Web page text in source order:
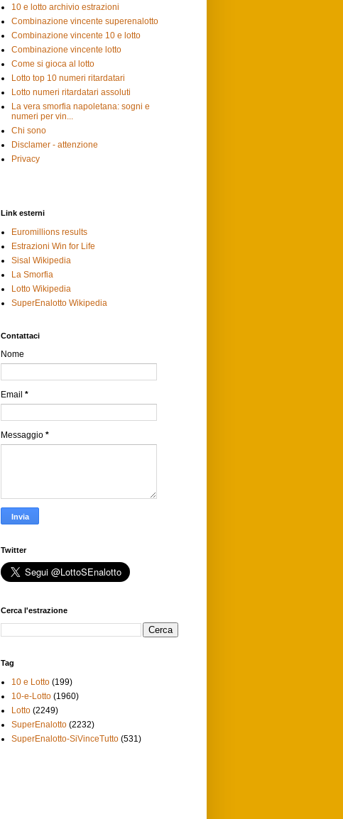
10 e lotto archivio estrazioni
Combinazione vincente superenalotto
Combinazione vincente 10 e lotto
Combinazione vincente lotto
Come si gioca al lotto
Lotto top 10 numeri ritardatari
Lotto numeri ritardatari assoluti
La vera smorfia napoletana: sogni e
numeri per vin...
Chi sono
Disclamer - attenzione
Privacy
Link esterni
Euromillions results
Estrazioni Win for Life
Sisal Wikipedia
La Smorfia
Lotto Wikipedia
SuperEnalotto Wikipedia
Contattaci
Nome
Email *
Messaggio *
Twitter
Cerca l'estrazione
Tag
10 e Lotto (199)
10-e-Lotto (1960)
Lotto (2249)
SuperEnalotto (2232)
SuperEnalotto-SiVinceTutto (531)